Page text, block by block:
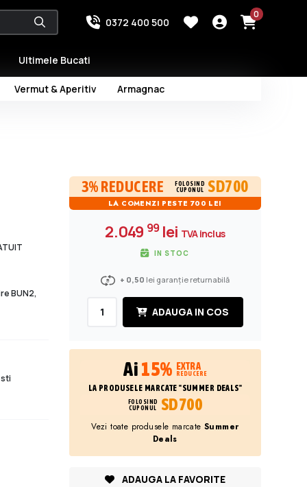
0372 400 500
0
Vermut & Aperitiv Armagnac
Ultimele Bucati
BUN2,
3% REDUCERE
FOLOSIND
CUPONUL
SD700
LA COMENZI PESTE 700 LEI
2.049 99lei TVA inclus
IN STOC
+ 0,50 lei garanție returnabilă
ADAUGA IN COS
Ai15% EXTRA
REDUCERE
LA PRODUSELE MARCATE "SUMMER DEALS"
FOLOSIND
CUPONUL
SD700
Vezi toate produsele marcateSummer
Deals
ADAUGA LA FAVORITE